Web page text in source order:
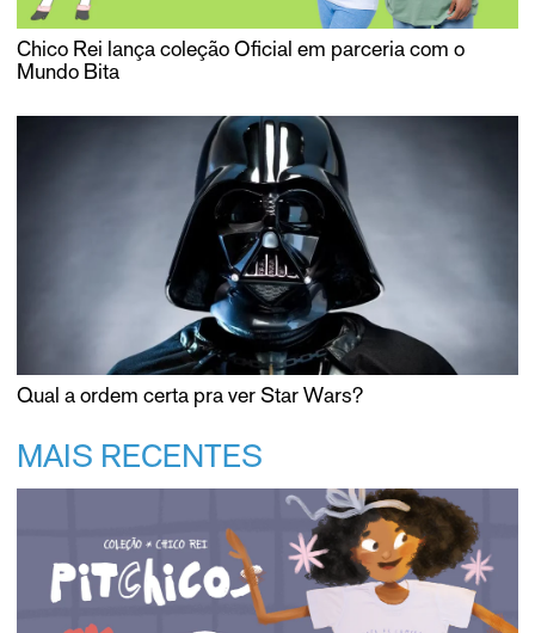
Chico Rei lança coleção Oficial em parceria com o
Mundo Bita
Qual a ordem certa pra ver Star Wars?
MAIS RECENTES